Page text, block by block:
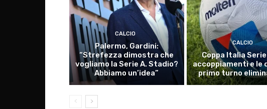
CALCIO
Palermo, Gardini:
“Strefezza dimostra che
vogliamo la Serie A. Stadio?
Abbiamo un’idea”
CALCIO
Coppa Italia
accoppiamenti e le
primo turno